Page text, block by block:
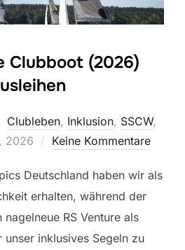
Clubboot (2026)
Clubleben, Inklusion, SSCW,
2026 Keine Kommentare
Deutschland haben wir als
erhalten, während der
RS Venture als
inklusives Segeln zu